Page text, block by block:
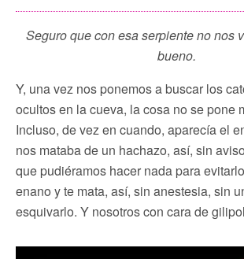
Seguro que con esa serpiente no nos
bueno.
Y, una vez nos ponemos a buscar los
ocultos en la cueva, la cosa no se pone
Incluso, de vez en cuando, aparecía el
nos mataba de un hachazo, así, sin
que pudiéramos hacer nada para
enano y te mata, así, sin anestesia, sin
esquivarlo. Y nosotros con cara de